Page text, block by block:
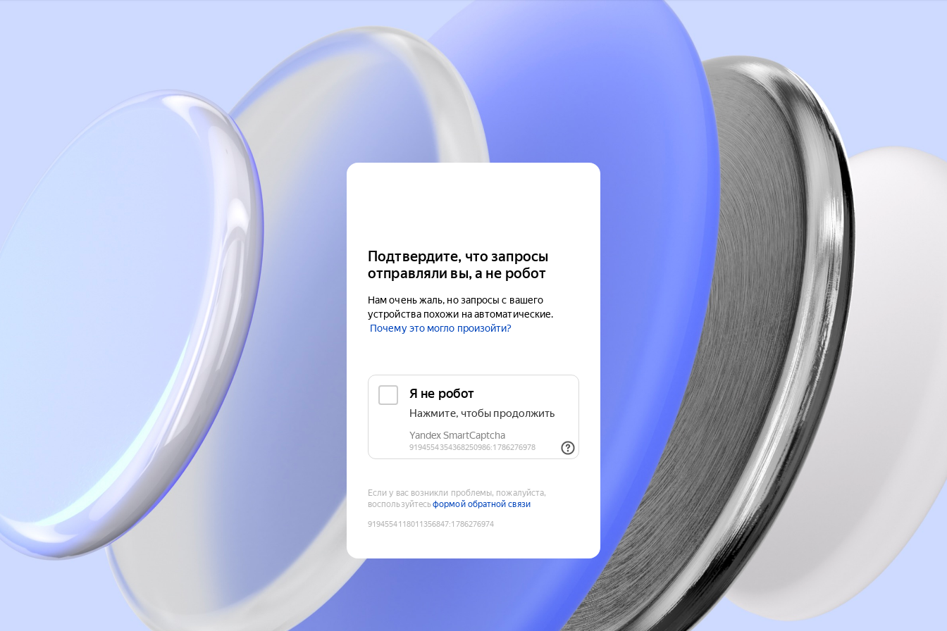
Подтвердите, что запросы
отправляли вы, а не робот
Нам очень жаль, но запросы с вашего
устройства похожи на автоматические.
Почему это могло произойти?
Если у вас возникли проблемы, пожалуйста,
воспользуйтесьформой обратной связи
9194554118011356847:1786276974